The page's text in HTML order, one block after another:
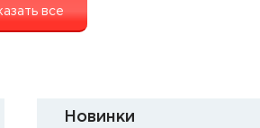
все
Новинки